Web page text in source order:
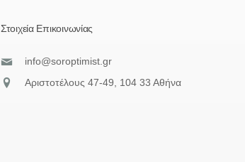
Στοιχεία Επικοινωνίας
info@soroptimist.gr
Αριστοτέλους 47-49, 104 33 Αθήνα